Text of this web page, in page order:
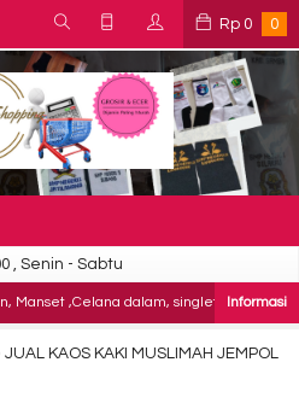
Rp 0 0
, Senin - Sabtu
dalam, singlet & berbagai macam
JUAL KAOS KAKI MUSLIMAH JEMPOL